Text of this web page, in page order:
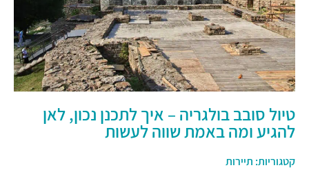
טיול סובב בולגריה – איך לתכנן נכון, לאן
להגיע ומה באמת שווה לעשות
קטגוריות: תיירות